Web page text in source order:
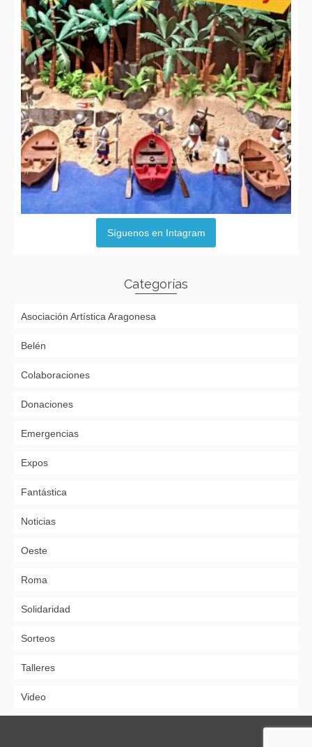
Síguenos en Intagram
Categorías
Asociación Artística Aragonesa
Belén
Colaboraciones
Donaciones
Emergencias
Expos
Fantástica
Noticias
Oeste
Roma
Solidaridad
Sorteos
Talleres
Video